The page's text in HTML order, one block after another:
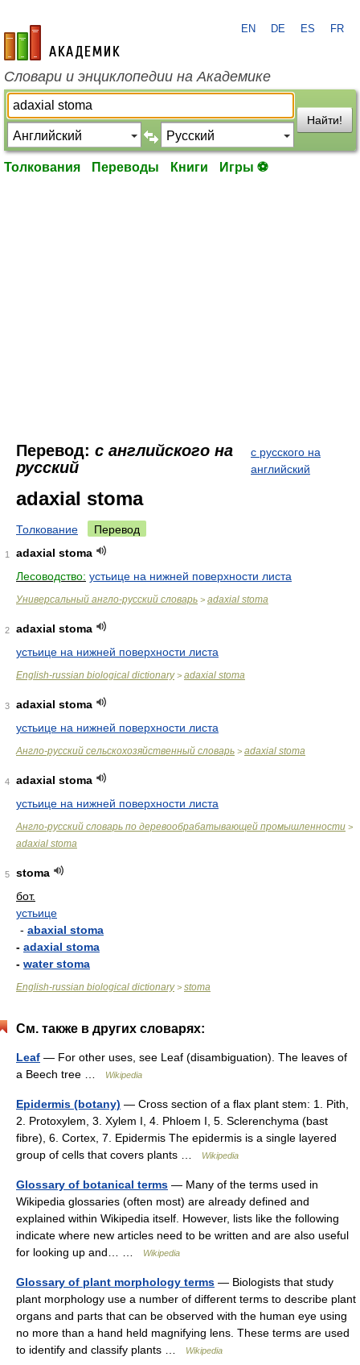
academic.ru
EN DE ES FR
Словари и энциклопедии на Академике
Найти!
Толкования Переводы Книги Игры ⚽
Перевод: с английского на
русский
с русского на
английский
adaxial stoma
Толкование Перевод
1
adaxial stoma
Лесоводство: устьице на нижней поверхности листа
Универсальный англо-русский словарь > adaxial stoma
2
adaxial stoma
устьице на нижней поверхности листа
English-russian biological dictionary> adaxial stoma
3
adaxial stoma
устьице на нижней поверхности листа
Англо-русский сельскохозяйственный словарь > adaxial stoma
4
adaxial stoma
устьице на нижней поверхности листа
Англо-русский словарь по деревообрабатывающей промышленности >
adaxial stoma
5
stoma
бот.
устьице
- abaxial stoma
- adaxial stoma
- water stoma
English-russian biological dictionary> stoma
См. также в других словарях:
Leaf — For other uses, see Leaf (disambiguation). The leaves of
a Beech tree …
Wikipedia
Epidermis (botany) — Cross section of a flax plant stem: 1. Pith,
2. Protoxylem, 3. Xylem I, 4. Phloem I, 5. Sclerenchyma (bast
fibre), 6. Cortex, 7. Epidermis The epidermis is a single layered
group of cells that covers plants …
Wikipedia
Glossary of botanical terms — Many of the terms used in
Wikipedia glossaries (often most) are already defined and
explained within Wikipedia itself. However, lists like the following
indicate where new articles need to be written and are also useful
for looking up and… …
Wikipedia
Glossary of plant morphology terms — Biologists that study
plant morphology use a number of different terms to describe plant
organs and parts that can be observed with the human eye using
no more than a hand held magnifying lens. These terms are used
to identify and classify plants …
Wikipedia